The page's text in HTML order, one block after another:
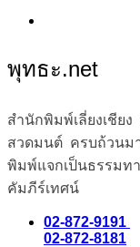
พุทธะ.net
สำนักพิมพ์เลี่ยงเชีย
สวดมนต์ ครบถ้วนม
พิมพ์แจกเป็นธรรมท
คัมภีร์เทศน์
02-872-9191
02-872-8181